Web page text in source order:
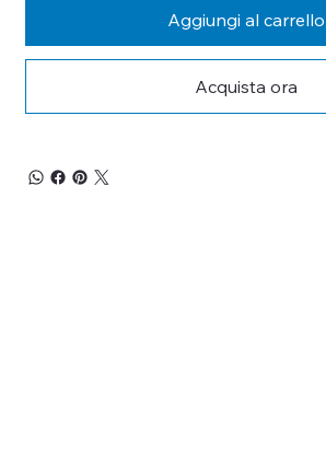
Aggiungi al carrello
Acquista ora